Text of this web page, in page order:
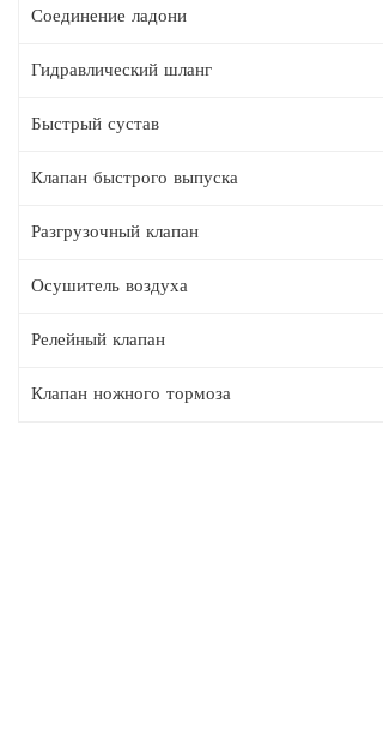
Соединение ладони
Гидравлический шланг
Быстрый сустав
Клапан быстрого выпуска
Разгрузочный клапан
Осушитель воздуха
Релейный клапан
Клапан ножного тормоза